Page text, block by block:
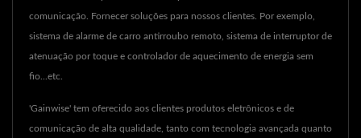
comunicação. Fornecer soluções para nossos clientes. Por exemplo,
sistema de alarme de carro antirroubo remoto, sistema de interruptor de
atenuação por toque e controlador de aquecimento de energia sem
fio...etc.
'Gainwise' tem oferecido aos clientes produtos eletrônicos e de
comunicação de alta qualidade, tanto com tecnologia avançada quanto